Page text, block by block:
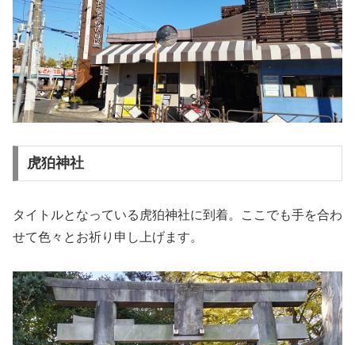
虎狛神社
タイトルとなっている虎狛神社に到着。ここでも手を合わ
せて色々とお祈り申し上げます。